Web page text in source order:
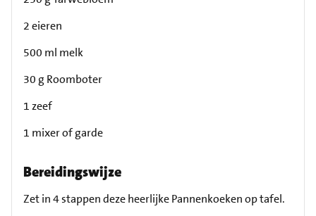
2 eieren
500 ml melk
30 g Roomboter
1 zeef
1 mixer of garde
Bereidingswijze
Zet in 4 stappen deze heerlijke Pannenkoeken op tafel.